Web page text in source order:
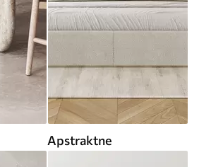
Apstraktne